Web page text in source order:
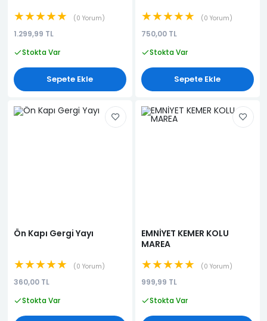
★★★★★ 0 Yorum
1.299,99 TL
Stokta Var
Sepete Ekle
★★★★★ 0 Yorum
750,00 TL
Stokta Var
Sepete Ekle
Ön Kapı Gergi Yayı
★★★★★ 0 Yorum
360,00 TL
Stokta Var
EMNİYET KEMER KOLU
MAREA
★★★★★ 0 Yorum
999,99 TL
Stokta Var